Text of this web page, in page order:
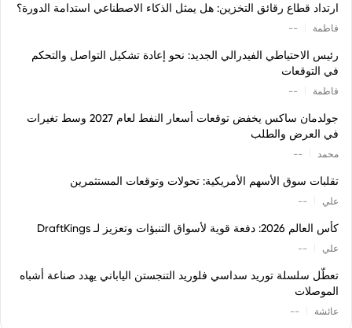
ارتداد قطاع رقائق التخزين: هل يمثل الذكاء الاصطناعي استدامة الدورة؟
فاطمة --
رئيس الاحتياطي الفيدرالي الجديد: نحو إعادة تشكيل التواصل والتحكم
في التوقعات
فاطمة --
جولدمان ساكس يخفض توقعات أسعار النفط لعام 2027 وسط تغيرات
في العرض والطلب
محمد --
تقلبات سوق الأسهم الأمريكية: تحولات وتوقعات المستثمرين
علي --
كأس العالم 2026: دفعة قوية لأسواق التنبؤات وتعزيز لـ DraftKings
علي --
تعطّل سلسلة توريد سداسي فلوريد التنجستن الياباني يهدد صناعة أشباه
الموصلات
عائشة --